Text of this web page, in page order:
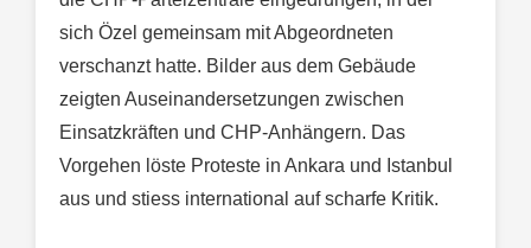
sich Özel gemeinsam mit Abgeordneten
verschanzt hatte. Bilder aus dem Gebäude
zeigten Auseinandersetzungen zwischen
Einsatzkräften und CHP-Anhängern. Das
Vorgehen löste Proteste in Ankara und Istanbul
aus und stiess international auf scharfe Kritik.